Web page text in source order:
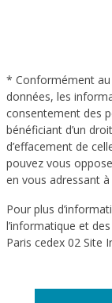
* Conformément
données, les
consentement des
bénéficiant d’un
d’effacement de
pouvez vous
en vous adressant à
Pour plus
l’informatique et
Paris cedex 02 Site